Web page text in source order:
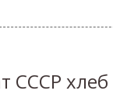
СССР хлеб